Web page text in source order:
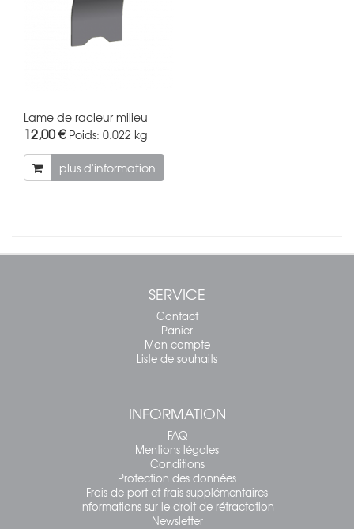
Lame de racleur milieu
12,00 € Poids: 0.022 kg
plus d'information
SERVICE
Contact
Panier
Mon compte
Liste de souhaits
INFORMATION
FAQ
Mentions légales
Conditions
Protection des données
Frais de port et frais supplémentaires
Informations sur le droit de rétractation
Newsletter